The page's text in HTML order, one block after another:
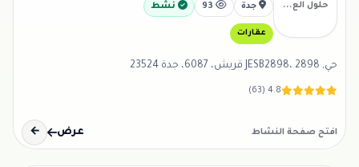
حلول الع... جدة نشط
عقارات
حي, JESB2898، 2898 قريش، 6087، جدة 23524
4.8 (63)
افتح صفحة النشاط عرض ←